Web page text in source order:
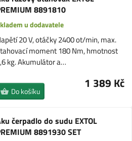
8891810
u dodavatele
20 V, otáčky 2400 ot/min, max.
moment 180 Nm, hmotnost
kg. Akumulátor a…
1 389 Kč
Do košíku
čerpadlo do sudu EXTOL
8891930 SET